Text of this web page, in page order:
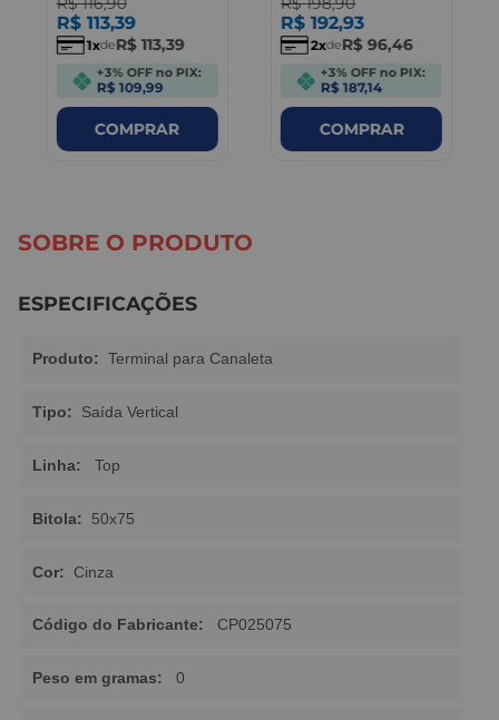
R$ 113,39
1 deR$ 113,39
+3% OFF no PIX:
R$ 109,99
COMPRAR
R$ 192,93
2 deR$ 96,46
+3% OFF no PIX:
R$ 187,14
COMPRAR
SOBRE O PRODUTO
ESPECIFICAÇÕES
Produto: Terminal para Canaleta
Tipo: Saída Vertical
Linha: Top
Bitola: 50x75
Cor: Cinza
Código do Fabricante: CP025075
Peso em gramas: 0